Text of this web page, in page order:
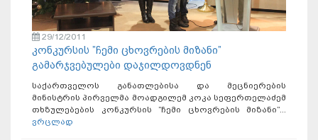
29/12/2011
კონკურსის ”ჩემი ცხოვრების მიზანი”
გამარჯვებულები დაჯილდოვდნენ
საქართველოს განათლებისა და მეცნიერების
მინისტრის პირველმა მოადგილემ კოკა სეფერთელაძემ
თხზულებების კონკურსის ”ჩემი ცხოვრების მიზანი”...
ვრცლად